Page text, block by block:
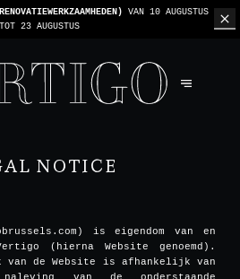
VAN 10 AUGUSTUS
TOT 23 AUGUSTUS
NOTICE
is eigendom van en
(hierna Website genoemd).
van de Website is afhankelijk van